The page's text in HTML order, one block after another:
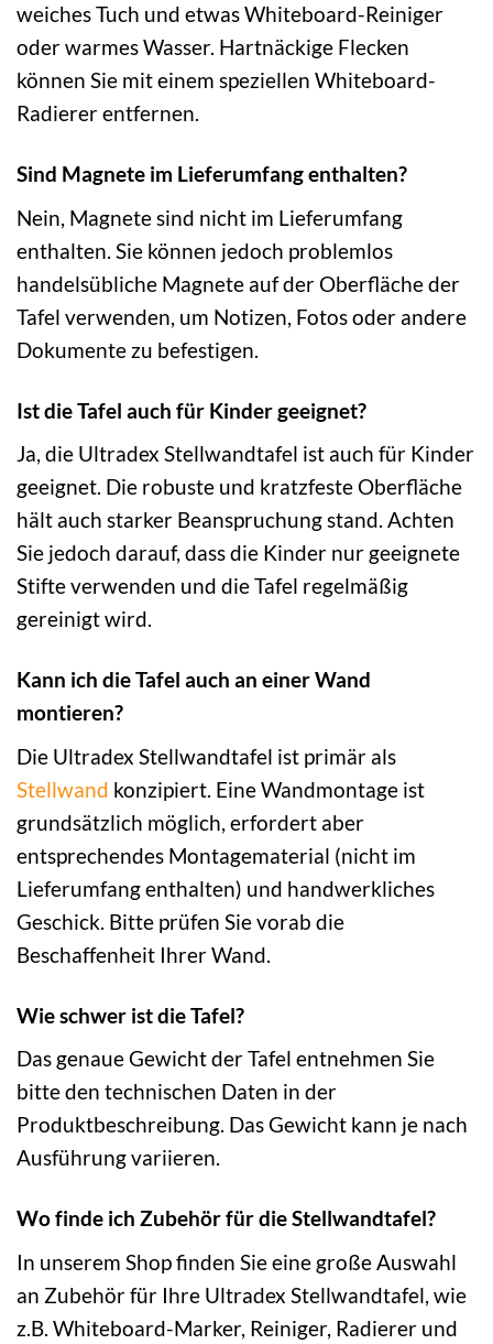
weiches Tuch und etwas Whiteboard-Reiniger
oder warmes Wasser. Hartnäckige Flecken
können Sie mit einem speziellen Whiteboard-
Radierer entfernen.
Sind Magnete im Lieferumfang enthalten?
Nein, Magnete sind nicht im Lieferumfang
enthalten. Sie können jedoch problemlos
handelsübliche Magnete auf der Oberfläche der
Tafel verwenden, um Notizen, Fotos oder andere
Dokumente zu befestigen.
Ist die Tafel auch für Kinder geeignet?
Ja, die Ultradex Stellwandtafel ist auch für Kinder
geeignet. Die robuste und kratzfeste Oberfläche
hält auch starker Beanspruchung stand. Achten
Sie jedoch darauf, dass die Kinder nur geeignete
Stifte verwenden und die Tafel regelmäßig
gereinigt wird.
Kann ich die Tafel auch an einer Wand
montieren?
Die Ultradex Stellwandtafel ist primär als
Stellwand konzipiert. Eine Wandmontage ist
grundsätzlich möglich, erfordert aber
entsprechendes Montagematerial (nicht im
Lieferumfang enthalten) und handwerkliches
Geschick. Bitte prüfen Sie vorab die
Beschaffenheit Ihrer Wand.
Wie schwer ist die Tafel?
Das genaue Gewicht der Tafel entnehmen Sie
bitte den technischen Daten in der
Produktbeschreibung. Das Gewicht kann je nach
Ausführung variieren.
Wo finde ich Zubehör für die Stellwandtafel?
In unserem Shop finden Sie eine große Auswahl
an Zubehör für Ihre Ultradex Stellwandtafel, wie
z.B. Whiteboard-Marker, Reiniger, Radierer und